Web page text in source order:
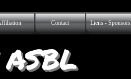
Contact Liens - Sponsors